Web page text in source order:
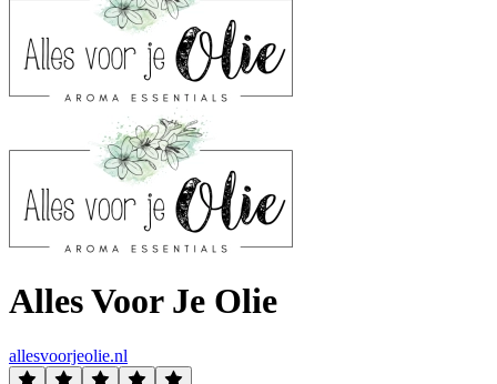
Alles Voor Je Olie
allesvoorjeolie.nl